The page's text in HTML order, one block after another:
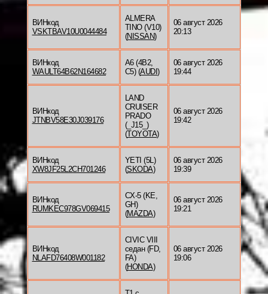
ВИНкод
VSKTBAV10U0044484
ALMERA
TINO (V10)
(NISSAN)
06 август 2026
20:13
ВИНкод
WAULT64B62N164682
A6 (4B2,
C5) (AUDI )
06 август 2026
19:44
ВИНкод
JTNBV58E30J039176
LAND
CRUISER
PRADO
(_J15_)
(TOYOTA)
06 август 2026
19:42
ВИНкод
XW8JF25L2CH701246
YETI (5L)
(SKODA)
06 август 2026
19:39
ВИНкод
RUMKEC978GV069415
CX-5 (KE,
GH)
(MAZDA)
06 август 2026
19:21
ВИНкод
NLAFD76408W001182
CIVIC VIII
седан (FD,
FA)
(HONDA)
06 август 2026
19:06